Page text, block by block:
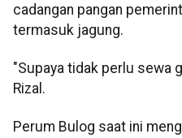
cadangan pangan
termasuk jagung.
"Supaya tidak perlu sewa
Rizal.
Perum Bulog saat ini